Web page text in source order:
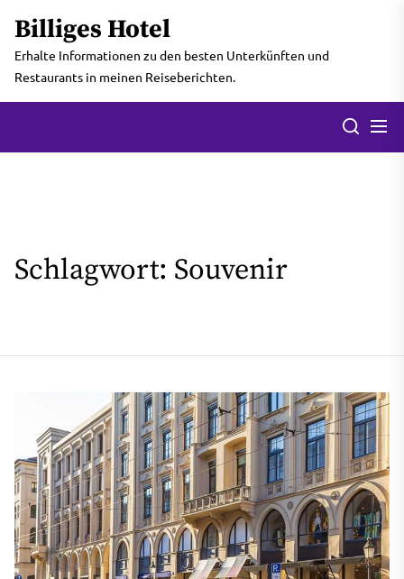
the
content
Billiges Hotel
Erhalte Informationen zu den besten Unterkünften und
Restaurants in meinen Reiseberichten.
Search
Schlagwort: Souvenir